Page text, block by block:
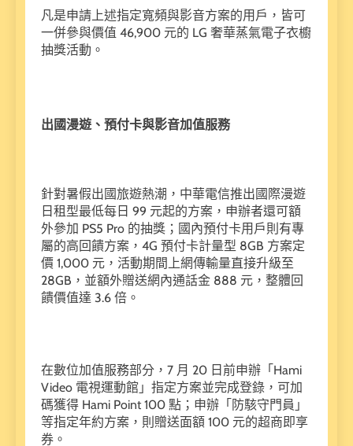
凡是申請上述指定寬頻與影音方案的用戶，皆可
一併參與價值 46,900 元的 LG 奢華蒸氣電子衣櫥
抽獎活動。
出國漫遊、預付卡與影音加值服務
針對暑假出國旅遊熱潮，中華電信推出國際漫遊
日租型最低每日 99 元起的方案，申辦者還可額
外參加 PS5 Pro 的抽獎；國內預付卡用戶則有專
屬的高回饋方案，4G 預付卡計量型 8GB 方案定
價 1,000 元，活動期間上網傳輸量直接升級至
28GB，並額外贈送網內通話金 888 元，整體回
饋價值達 3.6 倍。
在數位加值服務部分，7 月 20 日前申辦「Hami
Video 電視運動館」指定方案並完成登錄，可加
碼獲得 Hami Point 100 點；申辦「防駭守門員」
等指定年約方案，則贈送面額 100 元的超商即享
券。